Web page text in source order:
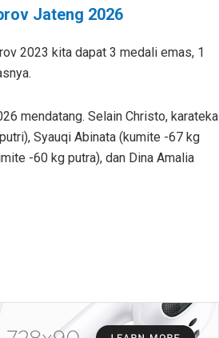
Jateng 2026
2023 kita dapat 3 medali emas, 1
mendatang. Selain Christo, karateka
Syauqi Abinata (kumite -67 kg
-60 kg putra), dan Dina Amalia